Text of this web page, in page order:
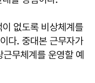
없도록 비상체계를
다. 중대본 근무자가
무체계를 운영할 예